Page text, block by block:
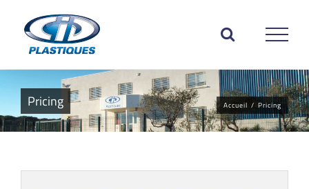
contenu
Pricing Accueil / Pricing